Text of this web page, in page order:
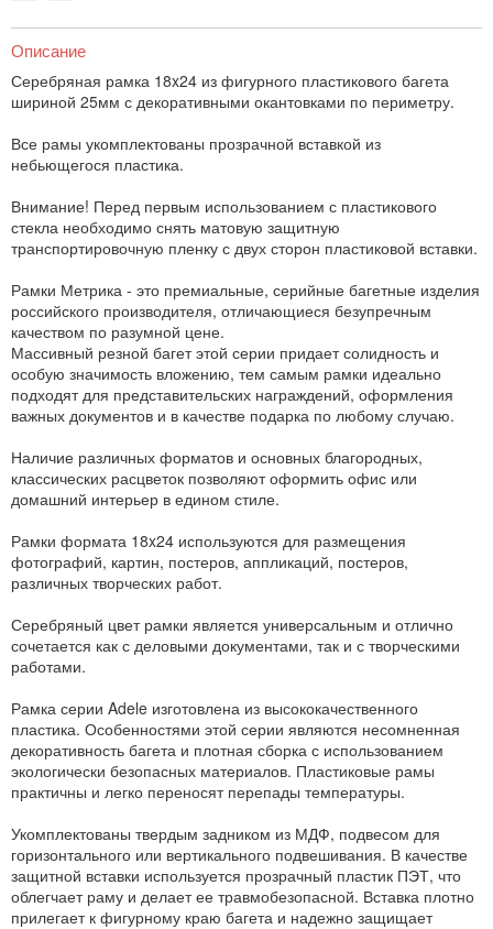
Описание
Серебряная рамка 18x24 из фигурного пластикового багета
шириной 25мм с декоративными окантовками по периметру.
Все рамы укомплектованы прозрачной вставкой из
небьющегося пластика.
Внимание! Перед первым использованием с пластикового
стекла необходимо снять матовую защитную
транспортировочную пленку с двух сторон пластиковой вставки.
Рамки Метрика - это премиальные, серийные багетные изделия
российского производителя, отличающиеся безупречным
качеством по разумной цене.
Массивный резной багет этой серии придает солидность и
особую значимость вложению, тем самым рамки идеально
подходят для представительских награждений, оформления
важных документов и в качестве подарка по любому случаю.
Наличие различных форматов и основных благородных,
классических расцветок позволяют оформить офис или
домашний интерьер в едином стиле.
Рамки формата 18x24 используются для размещения
фотографий, картин, постеров, аппликаций, постеров,
различных творческих работ.
Серебряный цвет рамки является универсальным и отлично
сочетается как с деловыми документами, так и с творческими
работами.
Рамка серии Adele изготовлена из высококачественного
пластика. Особенностями этой серии являются несомненная
декоративность багета и плотная сборка с использованием
экологически безопасных материалов. Пластиковые рамы
практичны и легко переносят перепады температуры.
Укомплектованы твердым задником из МДФ, подвесом для
горизонтального или вертикального подвешивания. В качестве
защитной вставки используется прозрачный пластик ПЭТ, что
облегчает раму и делает ее травмобезопасной. Вставка плотно
прилегает к фигурному краю багета и надежно защищает